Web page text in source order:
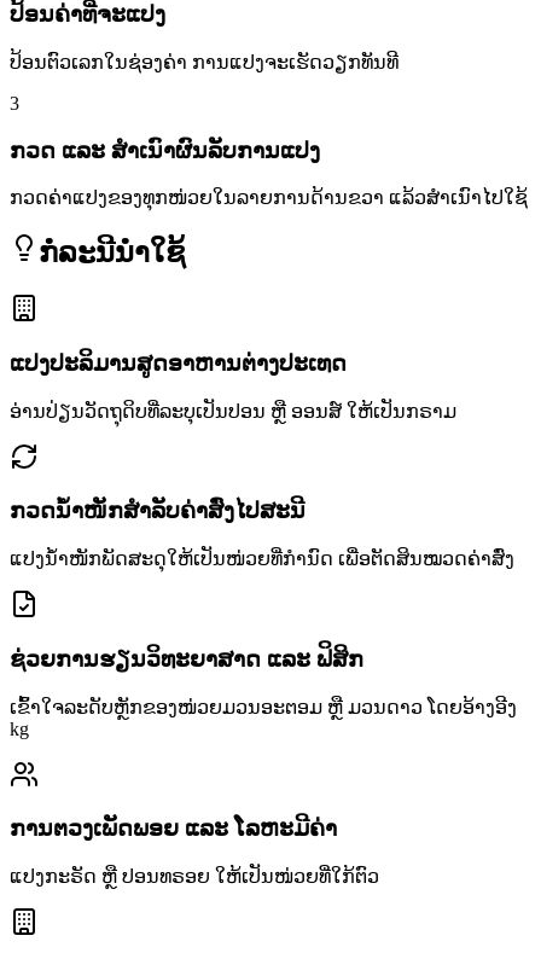
ປ້ອນຄ່າທີ່ຈະແປງ
ປ້ອນຕົວເລກໃນຊ່ອງຄ່າ ການແປງຈະເຮັດວຽກທັນທີ
3
ກວດ ແລະ ສຳເນົາຜົນລັບການແປງ
ກວດຄ່າແປງຂອງທຸກໜ່ວຍໃນລາຍການດ້ານຂວາ ແລ້ວສຳເນົາໄປໃຊ້
ກໍລະນີນຳໃຊ້
ແປງປະລິມານສູດອາຫານຕ່າງປະເທດ
ອ່ານປ່ຽນວັດຖຸດິບທີ່ລະບຸເປັນປອນ ຫຼື ອອນສ໌ ໃຫ້ເປັນກຣາມ
ກວດນ້ຳໜັກສຳລັບຄ່າສົ່ງໄປສະນີ
ແປງນ້ຳໜັກພັດສະດຸໃຫ້ເປັນໜ່ວຍທີ່ກຳນົດ ເພື່ອຕັດສິນໝວດຄ່າສົ່ງ
ຊ່ວຍການຮຽນວິທະຍາສາດ ແລະ ຟິສິກ
ເຂົ້າໃຈລະດັບຫຼັກຂອງໜ່ວຍມວນອະຕອມ ຫຼື ມວນດາວ ໂດຍອ້າງອີງ
kg
ການຕວງເພັດພອຍ ແລະ ໂລຫະມີຄ່າ
ແປງກະຣັດ ຫຼື ປອນທຣອຍ ໃຫ້ເປັນໜ່ວຍທີ່ໃກ້ຕົວ